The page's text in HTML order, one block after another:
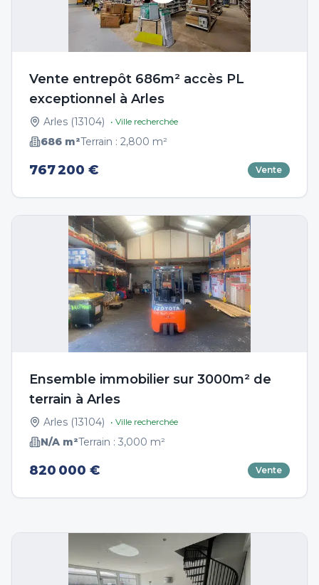
Vente entrepôt 686m² accès PL
exceptionnel à Arles
Arles (13104) • Ville recherchée
686 m²Terrain : 2,800 m²
767 200 € Vente
Ensemble immobilier sur 3000m² de
terrain à Arles
Arles (13104) • Ville recherchée
N/A m²Terrain : 3,000 m²
820 000 € Vente